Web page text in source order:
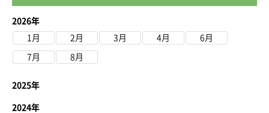
2026年
1月
2月 3月 4月 6月
7月 8月
2025年
2024年